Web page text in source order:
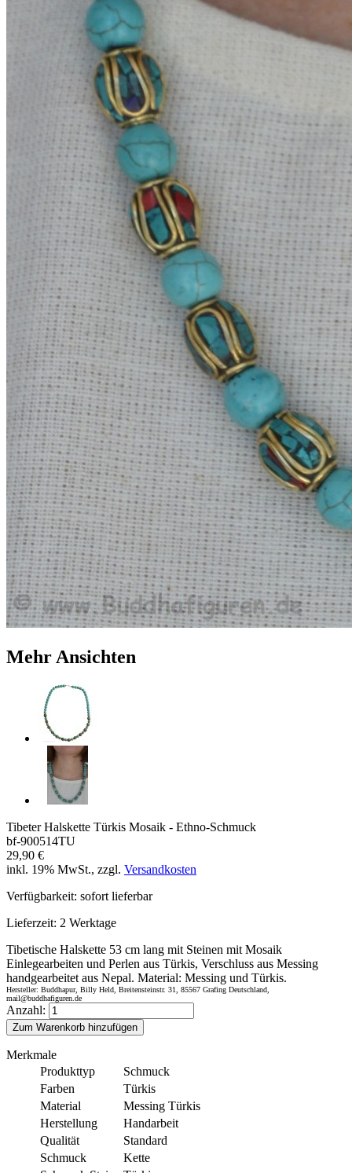
Mehr Ansichten
Tibeter Halskette Türkis Mosaik - Ethno-Schmuck
bf-900514TU
29,90 €
inkl. 19% MwSt., zzgl. Versandkosten
Verfügbarkeit: sofort lieferbar
Lieferzeit: 2 Werktage
Tibetische Halskette 53 cm lang mit Steinen mit Mosaik
Einlegearbeiten und Perlen aus Türkis, Verschluss aus Messing
handgearbeitet aus Nepal. Material: Messing und Türkis.
Hersteller: Buddhapur, Billy Held, Breitensteinstr. 31, 85567 Grafing Deutschland,
mail@buddhafiguren.de
Anzahl:
Zum Warenkorb hinzufügen
Merkmale
Produkttyp
Schmuck
Farben
Türkis
Material
Messing Türkis
Herstellung
Handarbeit
Qualität
Standard
Schmuck
Kette